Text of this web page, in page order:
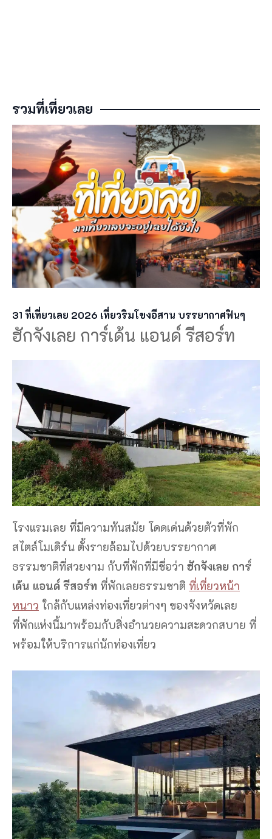
รวมที่เที่ยวเลย
31 ที่เที่ยวเลย 2026 เที่ยวริมโขงอีสาน บรรยากาศฟินๆ
ฮักจังเลย การ์เด้น แอนด์ รีสอร์ท
โรงแรมเลย ที่มีความทันสมัย โดดเด่นด้วยตัวที่พัก
สไตล์โมเดิร์น ตั้งรายล้อมไปด้วยบรรยากาศ
ธรรมชาติที่สวยงาม กับที่พักที่มีชื่อว่า ฮักจังเลย การ์
เด้น แอนด์ รีสอร์ท ที่พักเลยธรรมชาติ ที่เที่ยวหน้า
หนาว ใกล้กับแหล่งท่องเที่ยวต่างๆ ของจังหวัดเลย
ที่พักแห่งนี้มาพร้อมกับสิ่งอำนวยความสะดวกสบาย ที่
พร้อมให้บริการแก่นักท่องเที่ยว